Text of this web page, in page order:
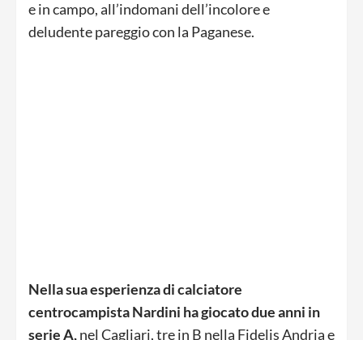
e in campo, all’indomani dell’incolore e
deludente pareggio con la Paganese.
Nella sua esperienza di calciatore
centrocampista Nardini ha giocato due anni in
serie A,nel Cagliari, tre in B nella Fidelis Andria e